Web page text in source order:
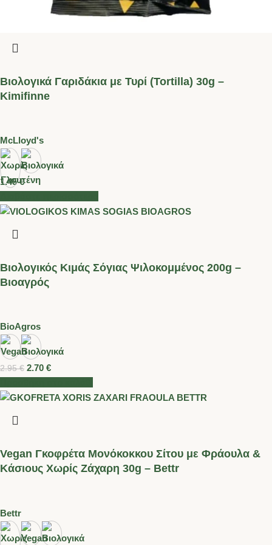
Βιολογικά Γαριδάκια με Τυρί (Tortilla) 30g –
Kimifinne
McLloyd's
1.45€
Βιολογικός Kιμάς Σόγιας Ψιλοκομμένος 200g –
Βιοαγρός
BioAgros
2.95€ 2.70 €
Vegan Γκοφρέτα Μονόκοκκου Σίτου με Φράουλα &
Κάσιους Χωρίς Ζάχαρη 30g – Bettr
Bettr